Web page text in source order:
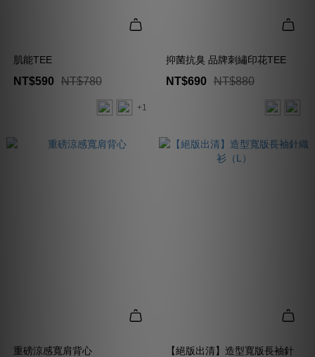
肌能TEE
NT$590 NT$780
+1
抑菌抗臭 品牌刺繡印花TEE
NT$690 NT$880
重磅涼感寬肩背心
【絕版出清】造型寬版長袖針